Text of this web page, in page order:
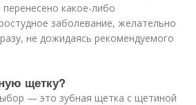
какое-либо
заболевание, желательно
не дожидаясь рекомендуемого
щетку?
— это зубная щетка с щетиной